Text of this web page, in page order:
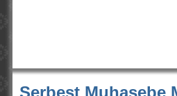
Serbest Muhasebe